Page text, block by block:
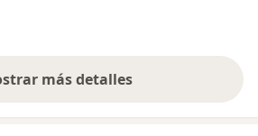
más detalles
sobre la experiencia